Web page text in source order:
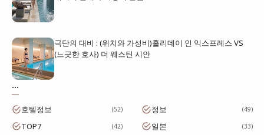
극단의 대비 : (위치와 가성비)홀리데이 인 익스프레스 VS
(느긋한 호사) 더 웨스틴 시안
...
호텔정보 52 정보 49
TOP7 42 일본 33